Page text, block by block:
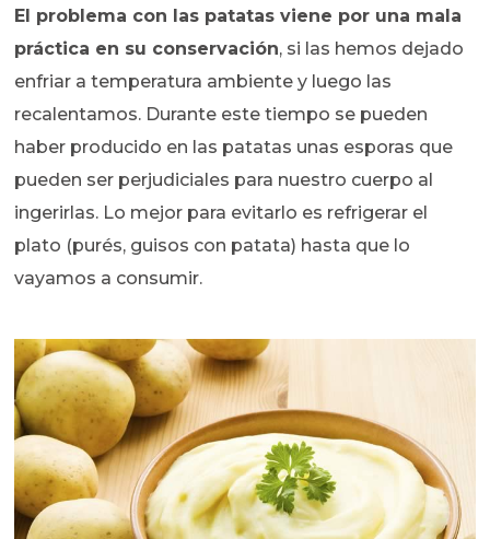
El problema con las patatas viene por una mala
práctica en su conservación, si las hemos dejado
enfriar a temperatura ambiente y luego las
recalentamos. Durante este tiempo se pueden
haber producido en las patatas unas esporas que
pueden ser perjudiciales para nuestro cuerpo al
ingerirlas. Lo mejor para evitarlo es refrigerar el
plato (purés, guisos con patata) hasta que lo
vayamos a consumir.